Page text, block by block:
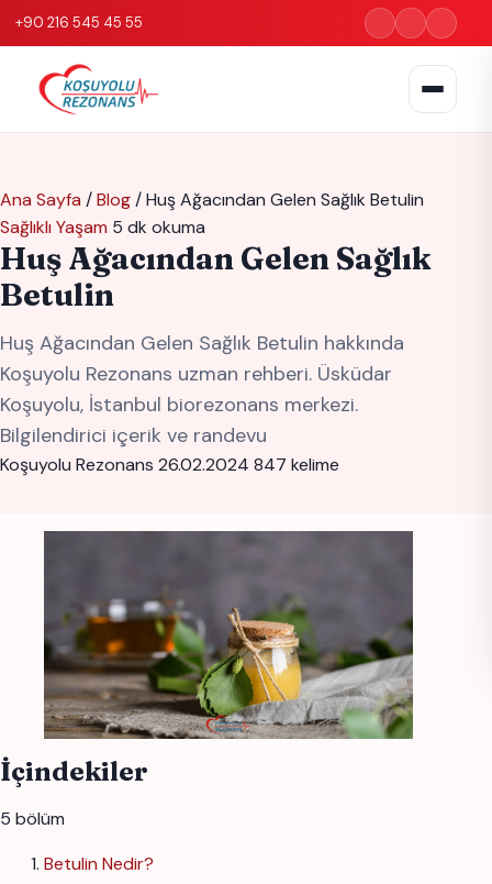
+90 216 545 45 55
Ana Sayfa /Blog/Huş Ağacından Gelen Sağlık Betulin
Sağlıklı Yaşam 5 dk okuma
Huş Ağacından Gelen Sağlık
Betulin
Huş Ağacından Gelen Sağlık Betulin hakkında
Koşuyolu Rezonans uzman rehberi. Üsküdar
Koşuyolu, İstanbul biorezonans merkezi.
Bilgilendirici içerik ve randevu
Koşuyolu Rezonans 26.02.2024 847 kelime
İçindekiler
5 bölüm
Betulin Nedir?